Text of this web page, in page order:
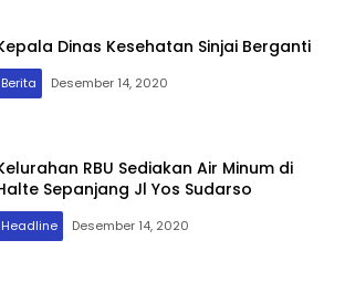
Dinas Kesehatan Sinjai Berganti
Berita Desember 14, 2020
RBU Sediakan Air Minum di
Sepanjang Jl Yos Sudarso
Headline Desember 14, 2020